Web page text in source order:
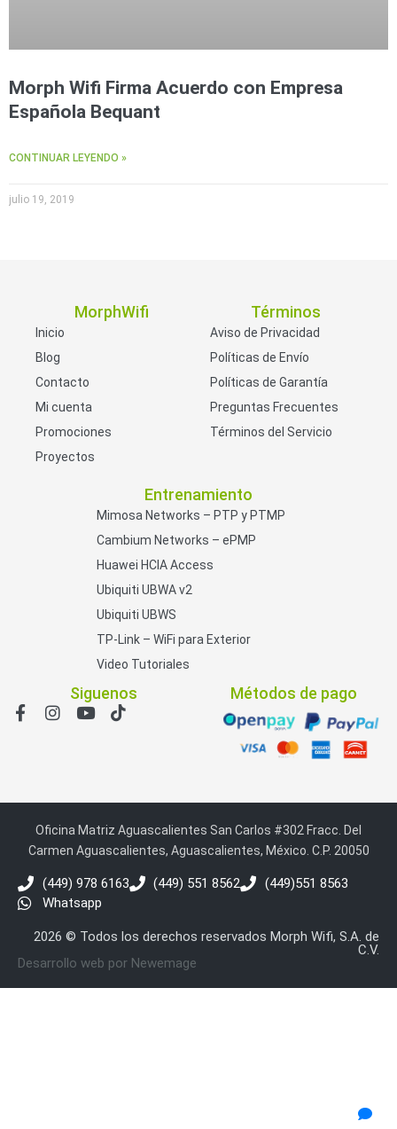
Morph Wifi Firma Acuerdo con Empresa
Española Bequant
CONTINUAR LEYENDO »
julio 19, 2019
MorphWifi
Inicio
Blog
Contacto
Mi cuenta
Promociones
Proyectos
Términos
Aviso de Privacidad
Políticas de Envío
Políticas de Garantía
Preguntas Frecuentes
Términos del Servicio
Entrenamiento
Mimosa Networks – PTP y PTMP
Cambium Networks – ePMP
Huawei HCIA Access
Ubiquiti UBWA v2
Ubiquiti UBWS
TP-Link – WiFi para Exterior
Video Tutoriales
Siguenos Métodos de pago
Oficina Matriz Aguascalientes San Carlos #302 Fracc. Del
Carmen Aguascalientes, Aguascalientes, México. C.P. 20050
(449) 978 6163 (449) 551 8562
(449)551 8563
Whatsapp
2026 © Todos los derechos reservados Morph Wifi, S.A. de
C.V.
Desarrollo web por Newemage